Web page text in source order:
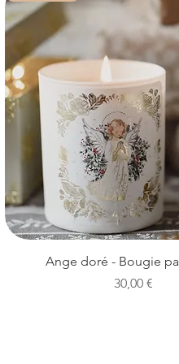
Aperçu rapide
Ange doré - Bougie
Prix
30,00 €